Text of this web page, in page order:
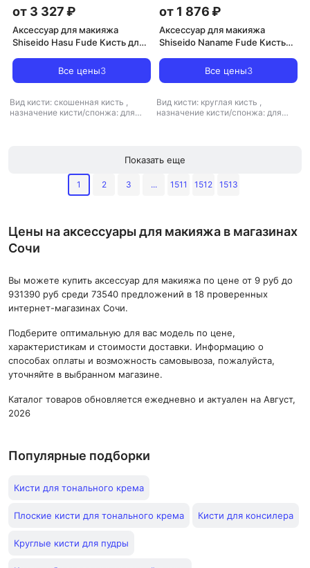
от 3 327 ₽
Аксессуар для макияжа
Shiseido Hasu Fude Кисть для
Все цены3
Вид кисти: скошенная кисть ,
назначение кисти/спонжа: для
от 1 876 ₽
Аксессуар для макияжа
Shiseido Naname Fude Кисть
Все цены3
Вид кисти: круглая кисть ,
назначение кисти/спонжа: для
Показать еще
1 2 3 ... 1511 1512 1513
Цены на аксессуары для макияжа в магазинах
Сочи
Вы можете купить аксессуар для макияжа по цене от 9 руб до
931390 руб среди 73540 предложений в 18 проверенных
интернет-магазинах Сочи.
Подберите оптимальную для вас модель по цене,
характеристикам и стоимости доставки. Информацию о
способах оплаты и возможность самовывоза, пожалуйста,
уточняйте в выбранном магазине.
Каталог товаров обновляется ежедневно и актуален на Август,
2026
Популярные подборки
Кисти для тонального крема
Плоские кисти для тонального крема Кисти для консилера
Круглые кисти для пудры